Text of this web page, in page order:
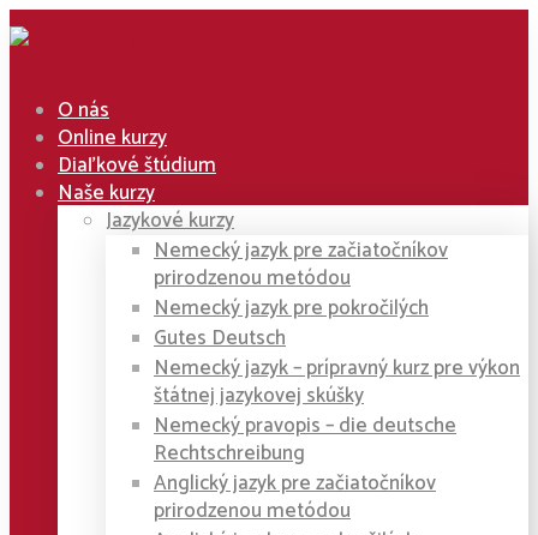
O nás
Online kurzy
Diaľkové štúdium
Naše kurzy
Jazykové kurzy
Nemecký jazyk pre začiatočníkov
prirodzenou metódou
Nemecký jazyk pre pokročilých
Gutes Deutsch
Nemecký jazyk – prípravný kurz pre výkon
štátnej jazykovej skúšky
Nemecký pravopis – die deutsche
Rechtschreibung
Anglický jazyk pre začiatočníkov
prirodzenou metódou